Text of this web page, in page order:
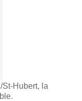
St-Hubert, la